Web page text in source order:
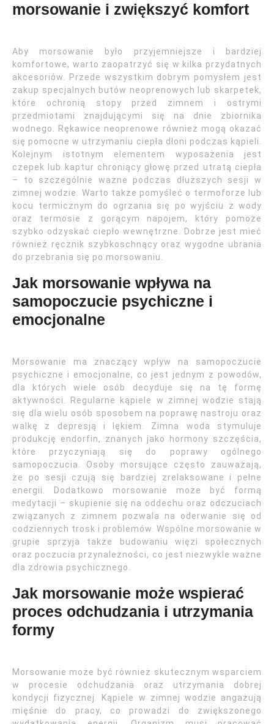
morsowanie i zwiększyć komfort
Aby morsowanie było przyjemniejsze i bardziej
komfortowe, warto zaopatrzyć się w kilka przydatnych
akcesoriów. Przede wszystkim dobrym pomysłem jest
zakup specjalnych butów neoprenowych lub skarpetek,
które ochronią stopy przed zimnem i ostrymi
przedmiotami znajdującymi się na dnie zbiornika
wodnego. Rękawice neoprenowe również mogą okazać
się pomocne w utrzymaniu ciepła dłoni podczas kąpieli.
Kolejnym istotnym elementem wyposażenia jest
czepek lub kaptur chroniący głowę przed utratą ciepła
– to szczególnie ważne podczas dłuższych sesji w
zimnej wodzie. Warto także pomyśleć o termoforze lub
kocu termicznym do ogrzania się po wyjściu z wody
oraz termosie z gorącym napojem, który pomoże
szybko odzyskać ciepło wewnętrzne. Dobrze jest mieć
również ręcznik szybkoschnący oraz wygodne ubrania
do przebrania się po morsowaniu.
Jak morsowanie wpływa na
samopoczucie psychiczne i
emocjonalne
Morsowanie ma znaczący wpływ na samopoczucie
psychiczne i emocjonalne, co jest jednym z powodów,
dla których wiele osób decyduje się na tę formę
aktywności. Regularne kąpiele w zimnej wodzie stają
się dla wielu osób sposobem na poprawę nastroju oraz
walkę z depresją i lękiem. Zimna woda stymuluje
produkcję endorfin, znanych jako hormony szczęścia,
które przyczyniają się do poprawy ogólnego
samopoczucia. Osoby morsujące często zauważają,
że po sesji czują się bardziej zrelaksowane i pełne
energii. Dodatkowo morsowanie może być formą
medytacji – skupienie się na oddechu oraz odczuciach
związanych z zimnem pozwala na oderwanie się od
codziennych trosk i problemów. Wspólne morsowanie w
grupie sprzyja także budowaniu więzi społecznych
oraz poczucia przynależności, co jest niezwykle ważne
dla zdrowia psychicznego.
Jak morsowanie może wspierać
proces odchudzania i utrzymania
formy
Morsowanie może być również skutecznym wsparciem
w procesie odchudzania oraz utrzymania dobrej
kondycji fizycznej. Kąpiele w zimnej wodzie angażują
mięśnie do pracy, co prowadzi do zwiększonego